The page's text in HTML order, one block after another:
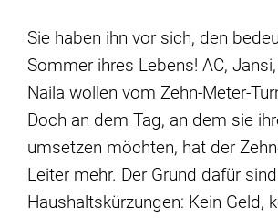
Sie haben ihn vor sich, den
Sommer ihres Lebens! AC,
Naila wollen vom Zehn-Meter-
Doch an dem Tag, an dem sie
umsetzen möchten, hat der
Leiter mehr. Der Grund dafür
Haushaltskürzungen: Kein Geld,